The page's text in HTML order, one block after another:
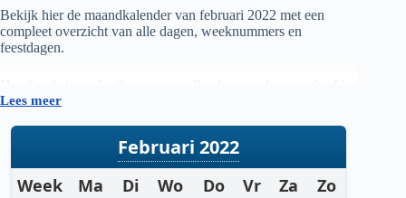
Bekijk hier de maandkalender van februari 2022 met een
compleet overzicht van alle dagen, weeknummers en
feestdagen.
Handig als je snel wilt zien op welke dag een datum valt of je
je planning voor de maand februari
Lees meer
Februari 2022
Week Ma Di Wo Do Vr Za
Zo